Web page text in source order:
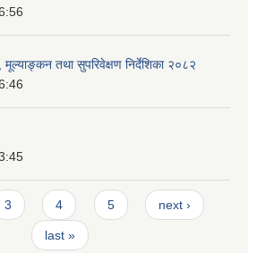
तथा सुपरिवेक्षण निर्देशिका २०८२
3 4 5 next ›
last »